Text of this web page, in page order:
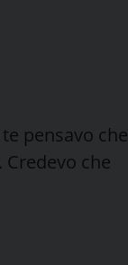
pensavo che
che